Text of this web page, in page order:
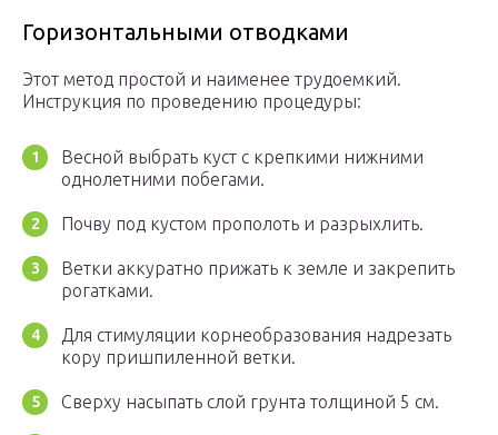
Горизонтальными отводками
Этот метод простой и наименее трудоемкий.
Инструкция по проведению процедуры:
Весной выбрать куст с крепкими нижними
однолетними побегами.
Почву под кустом прополоть и разрыхлить.
Ветки аккуратно прижать к земле и закрепить
рогатками.
Для стимуляции корнеобразования надрезать
кору пришпиленной ветки.
Сверху насыпать слой грунта толщиной 5 см.